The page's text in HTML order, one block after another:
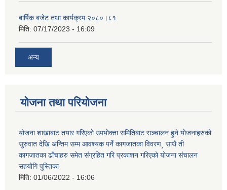
बार्षिक बजेट तथा कार्यक्रम २०८०।८१
मिति: 07/17/2023 - 16:09
अन्य
योजना तथा परियोजना
योजना शाखाबाट तयार गरिएको उपभोक्ता समितिबाट सञ्चालन हुने योजनाहरुको
सुरुवात देखि अन्तिम सम्म आवश्यक पर्ने कागजातका विवरण¸ साथै ती
कागजातका ढाँचाहरु समेत संग्रहित गरि प्रकाशन गरिएको योजना संचालन
सहयोगि पुस्तिका
मिति: 01/06/2022 - 16:06